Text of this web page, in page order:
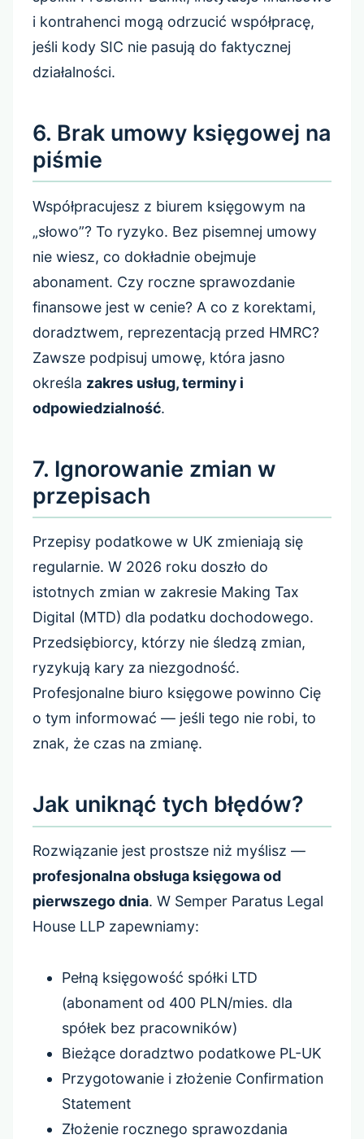
i kontrahenci mogą odrzucić współpracę,
jeśli kody SIC nie pasują do faktycznej
działalności.
6. Brak umowy księgowej na
piśmie
Współpracujesz z biurem księgowym na
„słowo”? To ryzyko. Bez pisemnej umowy
nie wiesz, co dokładnie obejmuje
abonament. Czy roczne sprawozdanie
finansowe jest w cenie? A co z korektami,
doradztwem, reprezentacją przed HMRC?
Zawsze podpisuj umowę, która jasno
określa zakres usług, terminy i
odpowiedzialność.
7. Ignorowanie zmian w
przepisach
Przepisy podatkowe w UK zmieniają się
regularnie. W 2026 roku doszło do
istotnych zmian w zakresie Making Tax
Digital (MTD) dla podatku dochodowego.
Przedsiębiorcy, którzy nie śledzą zmian,
ryzykują kary za niezgodność.
Profesjonalne biuro księgowe powinno Cię
o tym informować — jeśli tego nie robi, to
znak, że czas na zmianę.
Jak uniknąć tych błędów?
Rozwiązanie jest prostsze niż myślisz —
profesjonalna obsługa księgowa od
pierwszego dnia. W Semper Paratus Legal
House LLP zapewniamy:
Pełną księgowość spółki LTD
(abonament od 400 PLN/mies. dla
spółek bez pracowników)
Bieżące doradztwo podatkowe PL-UK
Przygotowanie i złożenie Confirmation
Statement
Złożenie rocznego sprawozdania